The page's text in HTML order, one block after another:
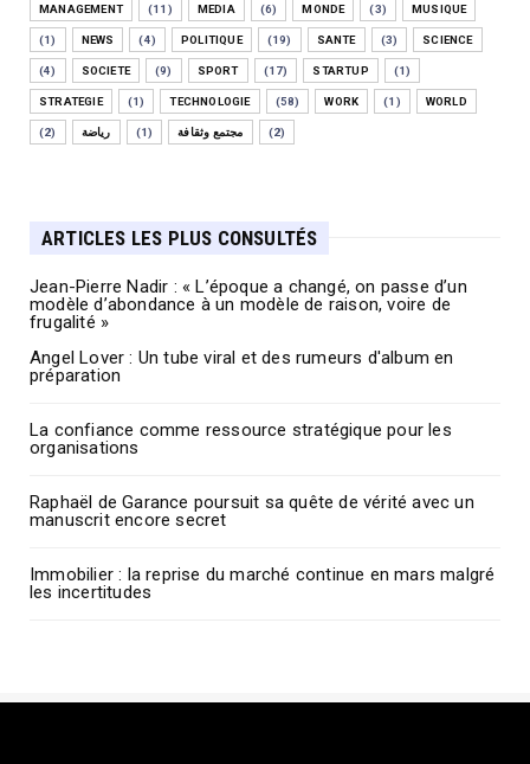
MANAGEMENT (11) MEDIA (6) MONDE (3) MUSIQUE
(1) NEWS (4) POLITIQUE (19) SANTE (3) SCIENCE
(4) SOCIETE (9) SPORT (17) STARTUP (1)
STRATEGIE (1) TECHNOLOGIE (58) WORK (1) WORLD
(2) رياضة (1) مجتمع وثقافة (2)
ARTICLES LES PLUS CONSULTÉS
Jean-Pierre Nadir : « L’époque a changé, on passe d’un
modèle d’abondance à un modèle de raison, voire de
frugalité »
Angel Lover : Un tube viral et des rumeurs d'album en
préparation
La confiance comme ressource stratégique pour les
organisations
Raphaël de Garance poursuit sa quête de vérité avec un
manuscrit encore secret
Immobilier : la reprise du marché continue en mars malgré
les incertitudes